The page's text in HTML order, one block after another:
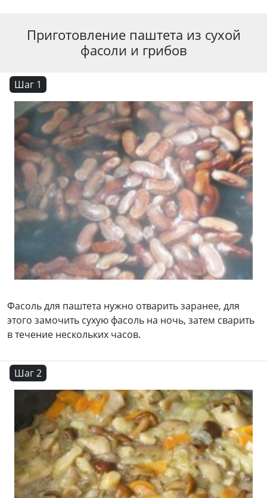
Приготовление паштета из сухой
фасоли и грибов
Шаг 1
Фасоль для паштета нужно отварить заранее, для
этого замочить сухую фасоль на ночь, затем сварить
в течение нескольких часов.
Шаг 2